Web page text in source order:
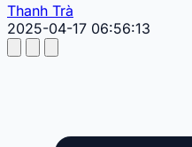
Thanh Trà
2025-04-17 06:56:13